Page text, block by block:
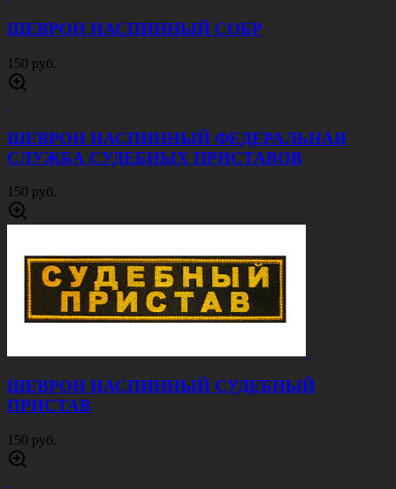
ШЕВРОН НАСПИННЫЙ СОБР
150 руб.
ШЕВРОН НАСПИННЫЙ ФЕДЕРАЛЬНАЯ
СЛУЖБА СУДЕБНЫХ ПРИСТАВОВ
150 руб.
ШЕВРОН НАСПИННЫЙ СУДЕБНЫЙ
ПРИСТАВ
150 руб.